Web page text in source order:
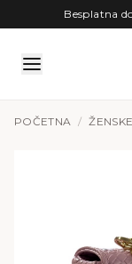
Preskoči na sadržaj
Besplatna
POČETNA /